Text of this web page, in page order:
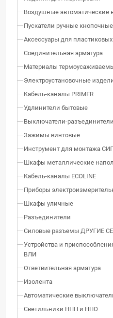
Воздушные
Пускатели ручные
Аксессуары для пластиковых
Соединительная арматура
Материалы
Электроустановочные
Кабель-каналы PRIMER
Удлинители бытовые
Выключатели-разъединители
Зажимы винтовые
Инструмент для монтажа
Шкафы металлические
Кабель-каналы ECOLINE
Приборы
Шкафы уличные
Разъединители
Силовые разъемы ДРУГИЕ
Устройства и
ВЛИ
Ответвительная арматура
Изолента
Автоматические
Светильники НПП и НПО